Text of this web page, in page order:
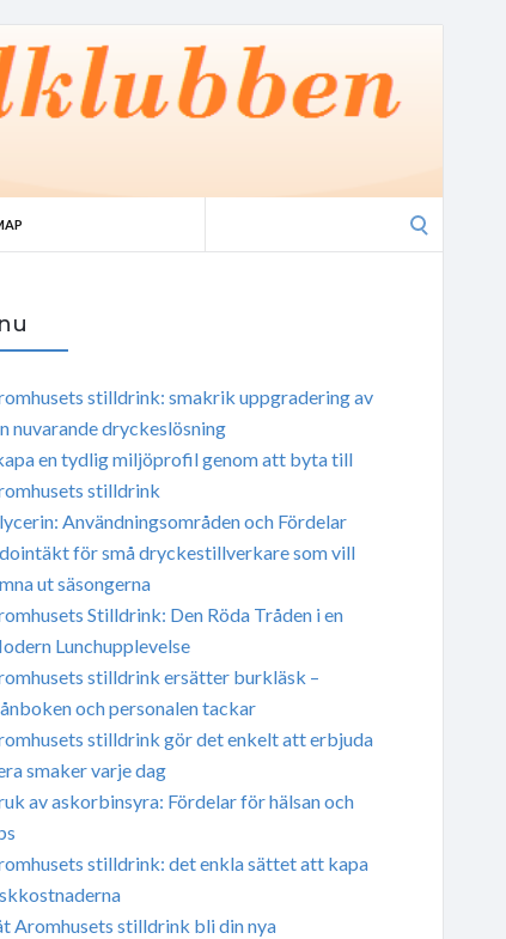
stilldrink: smakrik uppgradering av
nuvarande dryckeslösning
en tydlig miljöprofil genom att byta till
stilldrink
Användningsområden och Fördelar
för små dryckestillverkare som vill
ut säsongerna
Stilldrink: Den Röda Tråden i en
Lunchupplevelse
stilldrink ersätter burkläsk –
och personalen tackar
stilldrink gör det enkelt att erbjuda
smaker varje dag
av askorbinsyra: Fördelar för hälsan och
stilldrink: det enkla sättet att kapa
Aromhusets stilldrink bli din nya